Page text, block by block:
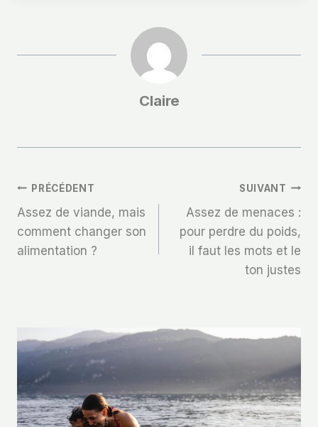
Claire
Navigation
De
L’article
PRÉCÉDENT
Assez de viande, mais
comment changer son
alimentation ?
SUIVANT
Assez de menaces :
pour perdre du poids,
il faut les mots et le
ton justes